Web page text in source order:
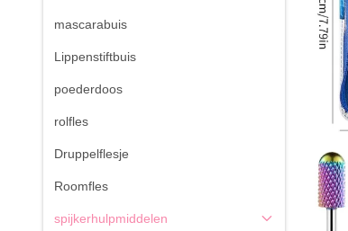
mascarabuis
Lippenstiftbuis
poederdoos
rolfles
Druppelflesje
Roomfles
spijkerhulpmiddelen